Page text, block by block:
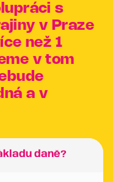
s
v Praze
než 1
v tom
a v
daně?